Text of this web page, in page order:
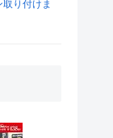
り付けま